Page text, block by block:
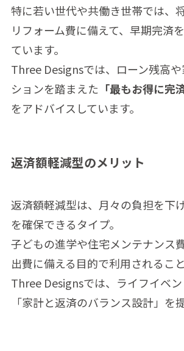
特に若い世代や共働き世帯では、
リフォーム費に備えて、早期完済
ています。
Three Designsでは、ローン残高
ションを踏まえた 「最もお得に完
をアドバイスしています。
返済額軽減型のメリット
返済額軽減型は、月々の負担を下
を確保できるタイプ。
子どもの進学や住宅メンテナンス
出費に備える目的で利用されるこ
Three Designsでは、ライフイベ
「家計と返済のバランス設計」を